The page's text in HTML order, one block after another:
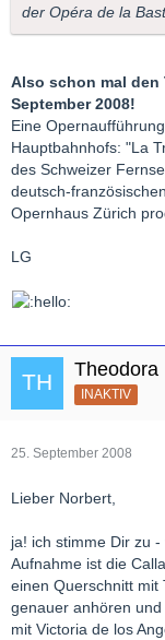
der Opéra de la
Also schon mal den
September 2008!
Eine
Hauptbahnhofs: "La
des Schweizer
deutsch-
Opernhaus Zürich
LG
Theodora
INAKTIV
25. September 2008
Lieber Norbert,
ja! ich stimme Dir zu
Aufnahme ist die
einen Querschnitt mit
genauer anhören
mit Victoria de los